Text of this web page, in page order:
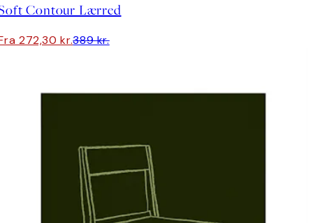
Contour Lærred
272,30 kr.389 kr.